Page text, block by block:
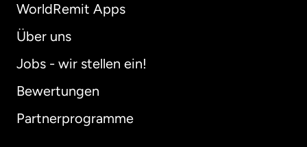
WorldRemit Apps
Über uns
Jobs - wir stellen ein!
Bewertungen
Partnerprogramme